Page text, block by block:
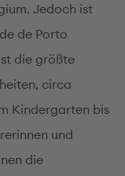
Jedoch ist
de Porto
die größte
circa
Kindergarten bis
und
die